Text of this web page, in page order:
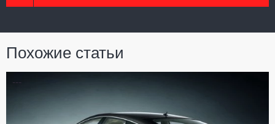
Похожие статьи
---